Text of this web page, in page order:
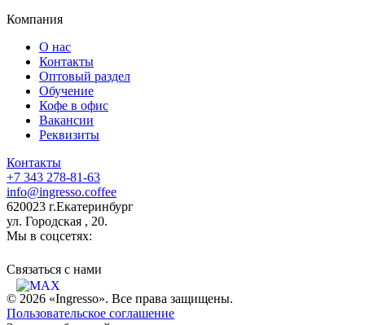
Компания
О нас
Контакты
Оптовый раздел
Обучение
Кофе в офис
Вакансии
Реквизиты
Контакты
+7 343 278-81-63
info@ingresso.coffee
620023 г.Екатеринбург
ул. Городская , 20.
Мы в соцсетях:
Связаться c нами
© 2026 «Ingresso». Все права защищены.
Пользовательское соглашение